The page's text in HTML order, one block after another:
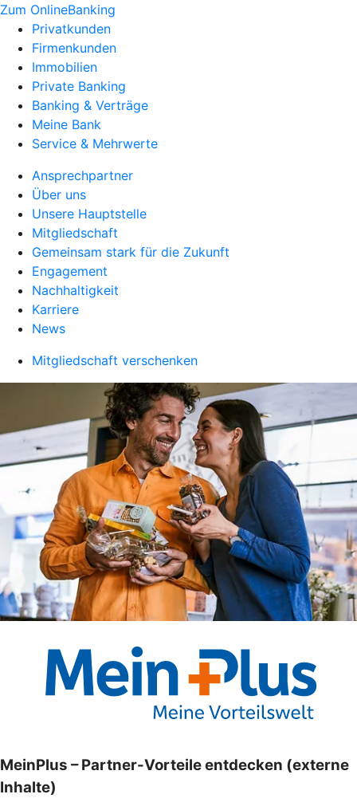
Zum OnlineBanking
Privatkunden
Firmenkunden
Immobilien
Private Banking
Banking & Verträge
Meine Bank
Service & Mehrwerte
Ansprechpartner
Über uns
Unsere Hauptstelle
Mitgliedschaft
Gemeinsam stark für die Zukunft
Engagement
Nachhaltigkeit
Karriere
News
Mitgliedschaft verschenken
MeinPlus – Partner-Vorteile entdecken (externe
Inhalte)